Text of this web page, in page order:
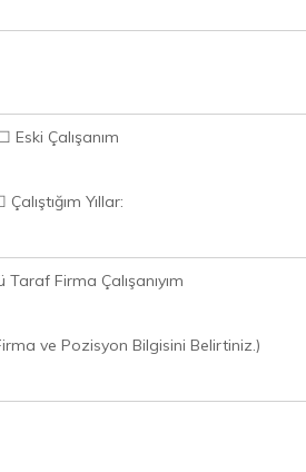
Eski Çalışanım
Çalıştığım Yıllar:
Firma Çalışanıyım
Firma ve Pozisyon Bilgisini Belirtiniz.)